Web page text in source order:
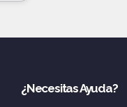
¿Necesitas Ayuda?